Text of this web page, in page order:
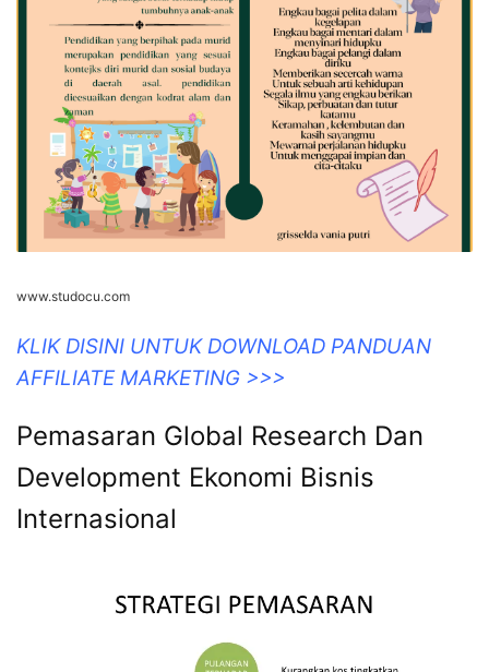
www.studocu.com
KLIK DISINI UNTUK DOWNLOAD PANDUAN
AFFILIATE MARKETING >>>
Pemasaran Global Research Dan
Development Ekonomi Bisnis
Internasional